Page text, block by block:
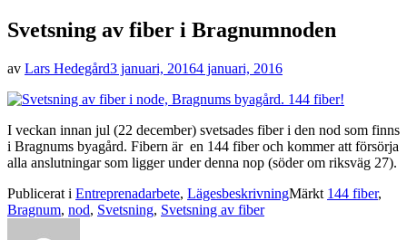
Svetsning av fiber i Bragnumnoden
av Lars HedegårdPublicerad
3 januari, 20164 januari, 2016
I veckan innan jul (22 december) svetsades fiber i den nod som finns
i Bragnums byagård. Fibern är en 144 fiber och kommer att försörja
alla anslutningar som ligger under denna nop (söder om riksväg 27).
Publicerat i Entreprenadarbete, LägesbeskrivningMärkt 144 fiber,
Bragnum, nod, Svetsning, Svetsning av fiber